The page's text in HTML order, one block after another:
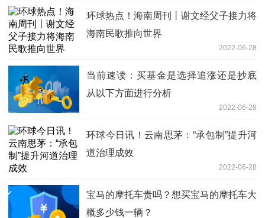
环球热点！海南周刊丨谢文经父子接力将
海南民歌推向世界
2022-06-28
当前速读：买基金是选择追涨还是抄底
从以下方面进行分析
2022-06-28
环球今日讯！云南思茅：“承包制”提升河
道治理成效
2022-06-28
宝马的摩托车贵吗？想买宝马的摩托车大
概多少钱一辆？